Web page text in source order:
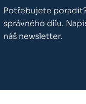
Potřebujete
správného dílu.
náš newsletter.